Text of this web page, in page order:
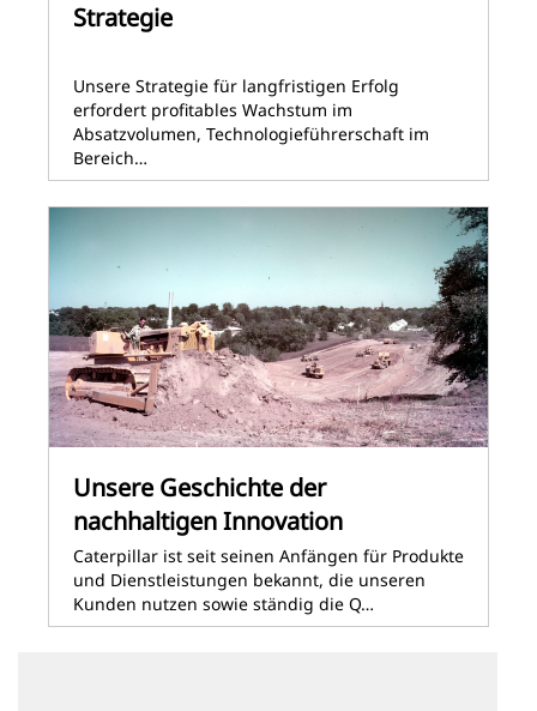
Strategie
Unsere Strategie für langfristigen Erfolg
erfordert profitables Wachstum im
Absatzvolumen, Technologieführerschaft im
Bereich…
Unsere Geschichte der
nachhaltigen Innovation
Caterpillar ist seit seinen Anfängen für Produkte
und Dienstleistungen bekannt, die unseren
Kunden nutzen sowie ständig die Q…